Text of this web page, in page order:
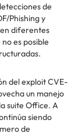
de
Phishing y
diferentes
es posible
del exploit CVE-
un manejo
suite Office. A
siendo
de